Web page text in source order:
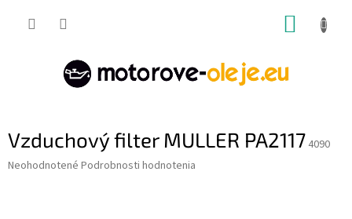
Vzduchový filter MULLER PA2117 4090
Priemerné
Neohodnotené Podrobnosti hodnotenia